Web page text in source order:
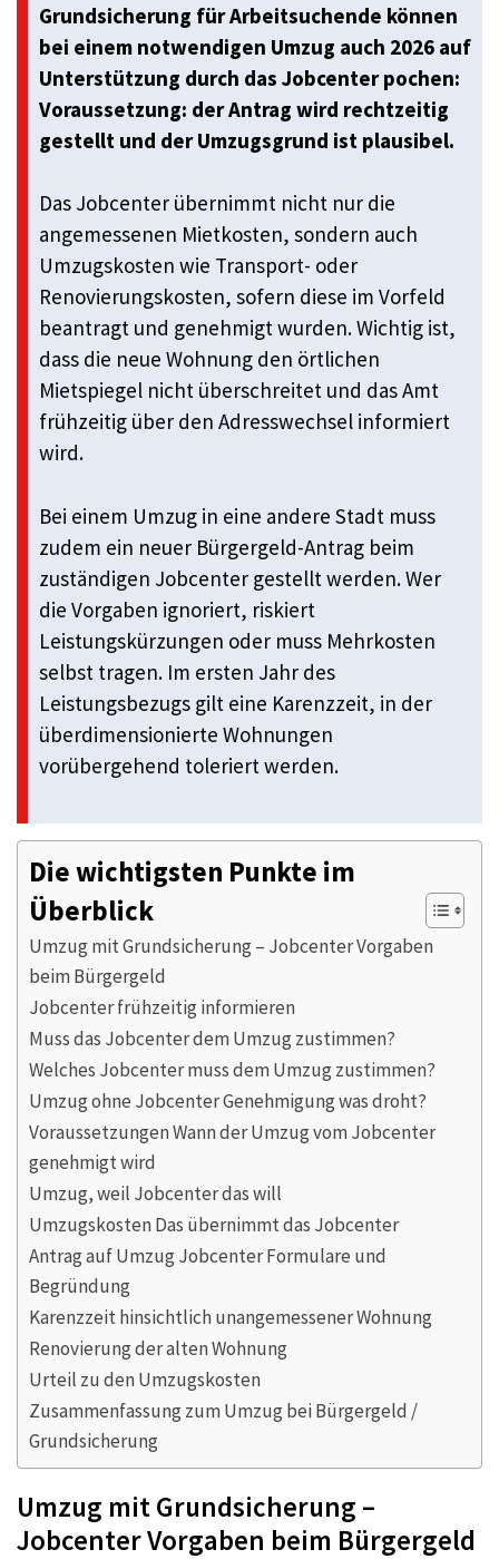
Grundsicherung für Arbeitsuchende können
bei einem notwendigen Umzug auch 2026 auf
Unterstützung durch das Jobcenter pochen:
Voraussetzung: der Antrag wird rechtzeitig
gestellt und der Umzugsgrund ist plausibel.
Das Jobcenter übernimmt nicht nur die
angemessenen Mietkosten, sondern auch
Umzugskosten wie Transport- oder
Renovierungskosten, sofern diese im Vorfeld
beantragt und genehmigt wurden. Wichtig ist,
dass die neue Wohnung den örtlichen
Mietspiegel nicht überschreitet und das Amt
frühzeitig über den Adresswechsel informiert
wird.
Bei einem Umzug in eine andere Stadt muss
zudem ein neuer Bürgergeld-Antrag beim
zuständigen Jobcenter gestellt werden. Wer
die Vorgaben ignoriert, riskiert
Leistungskürzungen oder muss Mehrkosten
selbst tragen. Im ersten Jahr des
Leistungsbezugs gilt eine Karenzzeit, in der
überdimensionierte Wohnungen
vorübergehend toleriert werden.
Die wichtigsten Punkte im
Überblick
Umzug mit Grundsicherung – Jobcenter Vorgaben
beim Bürgergeld
Jobcenter frühzeitig informieren
Muss das Jobcenter dem Umzug zustimmen?
Welches Jobcenter muss dem Umzug zustimmen?
Umzug ohne Jobcenter Genehmigung was droht?
Voraussetzungen Wann der Umzug vom Jobcenter
genehmigt wird
Umzug, weil Jobcenter das will
Umzugskosten Das übernimmt das Jobcenter
Antrag auf Umzug Jobcenter Formulare und
Begründung
Karenzzeit hinsichtlich unangemessener Wohnung
Renovierung der alten Wohnung
Urteil zu den Umzugskosten
Zusammenfassung zum Umzug bei Bürgergeld /
Grundsicherung
Umzug mit Grundsicherung –
Jobcenter Vorgaben beim Bürgergeld